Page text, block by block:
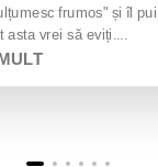
frumos" și îl
vrei să eviți....